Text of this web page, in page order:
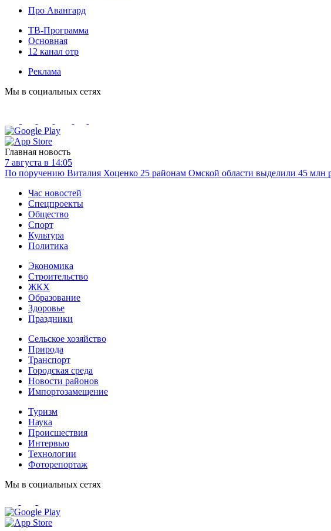
Про Авангард
ТВ-Программа
Основная
12 канал отр
Реклама
Мы в социальных сетях
Главная новость
7 августа в 14:05
По поручению Виталия Хоценко 25 районам Омской области выделили 45 млн
Час новостей
Спецпроекты
Общество
Спорт
Культура
Политика
Экономика
Строительство
ЖКХ
Образование
Здоровье
Праздники
Сельское хозяйство
Природа
Транспорт
Городская среда
Новости районов
Импортозамещение
Туризм
Наука
Происшествия
Интервью
Технологии
Фоторепортаж
Мы в социальных сетях